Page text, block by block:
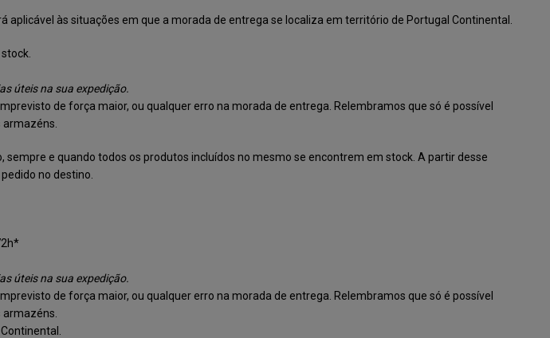
às situações em que a morada de entrega se localiza em território de Portugal Continental.
úteis na sua expedição.
de força maior, ou qualquer erro na morada de entrega. Relembramos que só é possível
e quando todos os produtos incluídos no mesmo se encontrem em stock. A partir desse
no destino.
úteis na sua expedição.
de força maior, ou qualquer erro na morada de entrega. Relembramos que só é possível